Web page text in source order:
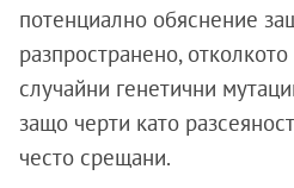
потенциално обяснение
разпространено,
случайни генетични
защо черти като
често срещани.